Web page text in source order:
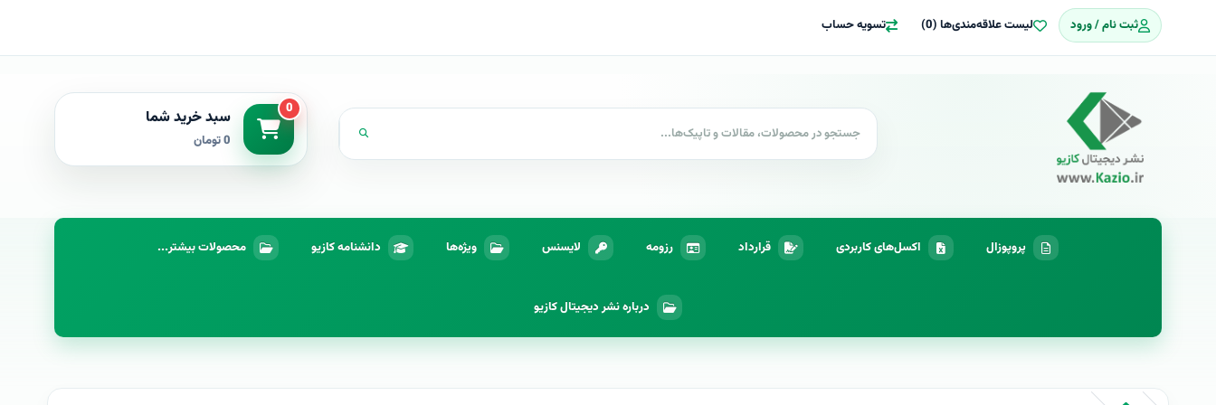
ثبت نام / ورود لیست علاقه‌مندی‌ها (0) تسویه حساب
0 سبد خرید شما
0 تومان
پروپوزال اکسل‌های کاربردی قرارداد رزومه لایسنس ویژه‌ها دانشنامه کازیو محصولات بیشتر...
درباره نشر دیجیتال کازیو